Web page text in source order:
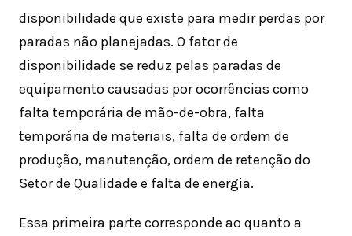
disponibilidade que existe para medir perdas por
paradas não planejadas. O fator de
disponibilidade se reduz pelas paradas de
equipamento causadas por ocorrências como
falta temporária de mão-de-obra, falta
temporária de materiais, falta de ordem de
produção, manutenção, ordem de retenção do
Setor de Qualidade e falta de energia.
Essa primeira parte corresponde ao quanto a